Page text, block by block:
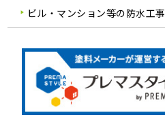
ビル・マンション等の防水工事